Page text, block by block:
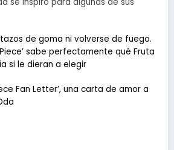
de goma ni volverse de fuego.
sabe perfectamente qué Fruta
si le dieran a elegir
Fan Letter’, una carta de amor a